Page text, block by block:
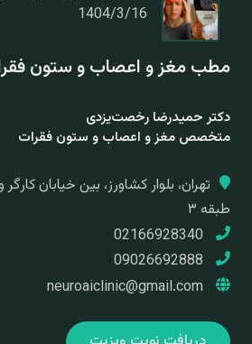
1404/3/16
مطب مغز و اعصاب و ستون
دکتر حمیدرضا رخصت‌یزدی
متخصص مغز و اعصاب و ستون فقرات
طبقه ۳
neuroaiclinic@gmail.com